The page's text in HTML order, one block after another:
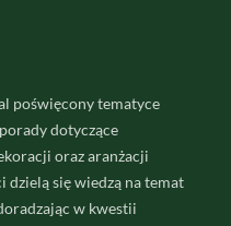
poświęcony tematyce
dotyczące
oraz aranżacji
dzielą się wiedzą na temat
w kwestii